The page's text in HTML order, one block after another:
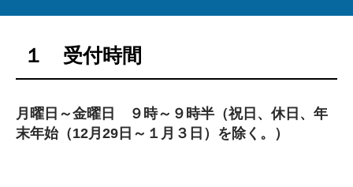
１ 受付時間
月曜日～金曜日 ９時～９時半（祝日、休日、年
末年始（12月29日～１月３日）を除く。）